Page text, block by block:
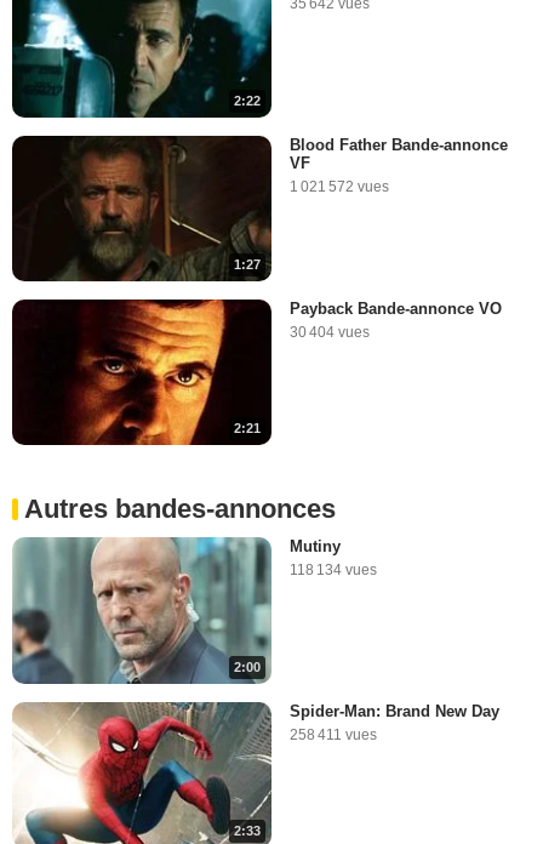
2:22
35 642 vues
1:27
Blood Father Bande-annonce
VF
1 021 572 vues
2:21
Payback Bande-annonce VO
30 404 vues
Autres bandes-annonces
2:00
Mutiny
118 134 vues
2:33
Spider-Man: Brand New Day
258 411 vues